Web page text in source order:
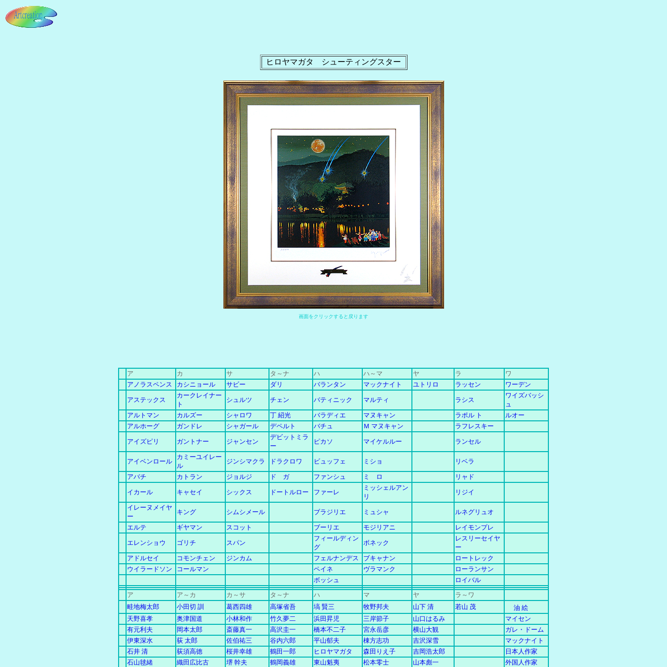
ヒロヤマガタ シューティングスター
画面をクリックすると戻ります
ア カ サ タ～ナ ハ ハ～マ ヤ ラ
ワ
アノラスペンス
カシニョール サビー ダリ バランタン マックナイト ユトリロ ラッセン ワーデン
アステックス
カークレイナー
ト
シュルツ チェン バティニック マルティ ラシス
ワイズバッシ
ュ
アルトマン
カルズー シャロワ 丁 紹光 バラディエ マヌキャン ラポル ト
ルオー
アルホーグ
ガンドレ シャガール デペルト バチュ Ｍ マヌキャン ラフレスキー
アイズピリ ガントナー ジャンセン
デビットミラ
ー
ピカソ マイケルルー ランセル
アイベンロール
カミーユイレー
ル
ジンシマクラ ドラクロワ ビュッフェ ミショ リベラ
アバチ カトラン ジョルジ ド ガ ファンシュ ミ ロ リャド
イカール キャセイ シックス ドートルロー ファーレ
ミッシェルアン
リ
リジイ
イレーヌメイヤ
ー
キング シムシメール ブラジリエ ミュシャ ルネグリュオ
エルテ ギヤマン スコット ブーリエ モジリアニ レイモンプレ
エレンショウ ゴリチ スパン
フィールディン
グ
ボネック
レスリーセイヤ
ー
アドルセイ
コモンチェン ジンカム フェルナンデス ブキャナン
ロートレック
ウイラードソン
コールマン ペイネ ヴラマンク
ローランサン
ボッシュ
ロイバル
ア
ア～カ カ ～ サ タ～ナ ハ マ ヤ
ラ～ワ
畦地梅太郎
小田切 訓 葛西四雄 高塚省吾 塙 賢三 牧野邦夫 山下 清 若山 茂
油 絵
天野喜孝
奥津国道 小林和作 竹久夢二 浜田昇児 三岸節子 山口はるみ
マイセン
有元利夫
岡本太郎 斎藤真一 高沢圭一 橋本不二子 宮永岳彦 横山大観
ガレ・ドーム
伊東深水
荻 太郎 佐伯祐三 谷内六郎 平山郁夫 棟方志功 吉沢深雪
マックナイト
石井 清
荻須高徳 桜井幸雄 鶴田一郎 ヒロヤマガタ 森田りえ子 吉岡浩太郎
日本人作家
石山毬緒
織田広比古 堺 幹夫 鶴岡義雄 東山魁夷 松本零士 山本彪一 外国人作家